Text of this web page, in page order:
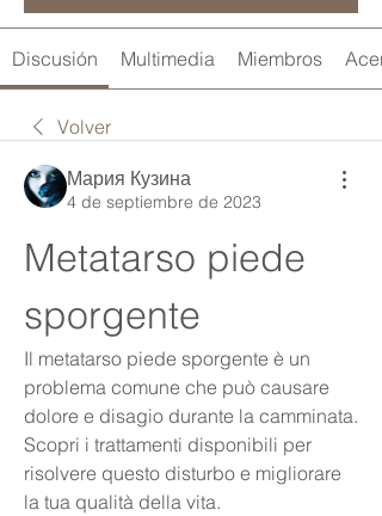
Discusión Multimedia Miembros
Volver
Мария Кузина
4 de septiembre de 2023
Metatarso piede
sporgente
Il metatarso piede sporgente è un
problema comune che può causare
dolore e disagio durante la camminata.
Scopri i trattamenti disponibili per
risolvere questo disturbo e migliorare
la tua qualità della vita.